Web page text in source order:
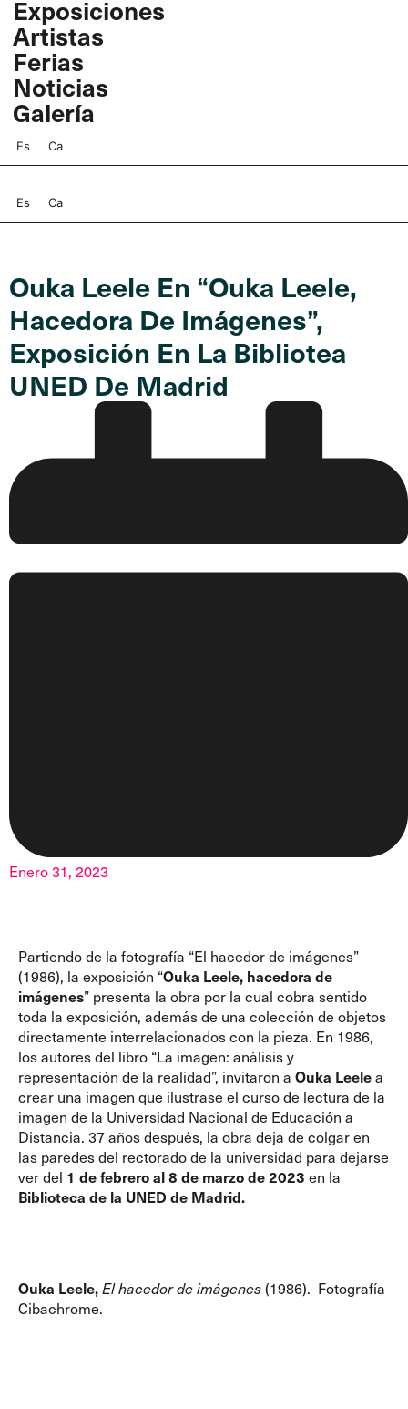
contenido
Exposiciones
Artistas
Ferias
Noticias
Galería
Es Ca
Es Ca
Ouka Leele En “Ouka Leele,
Hacedora De Imágenes”,
Exposición En La Bibliotea
UNED De Madrid
Enero 31, 2023
Partiendo de la fotografía “El hacedor de imágenes”
(1986), la exposición “Ouka Leele, hacedora de
imágenes” presenta la obra por la cual cobra sentido
toda la exposición, además de una colección de objetos
directamente interrelacionados con la pieza. En 1986,
los autores del libro “La imagen: análisis y
representación de la realidad”, invitaron a Ouka Leelea
crear una imagen que ilustrase el curso de lectura de la
imagen de la Universidad Nacional de Educación a
Distancia. 37 años después, la obra deja de colgar en
las paredes del rectorado de la universidad para dejarse
ver del 1 de febrero al 8 de marzo de 2023 en la
Biblioteca de la UNED de Madrid.
Ouka Leele,El hacedor de imágenes(1986). Fotografía
Cibachrome.